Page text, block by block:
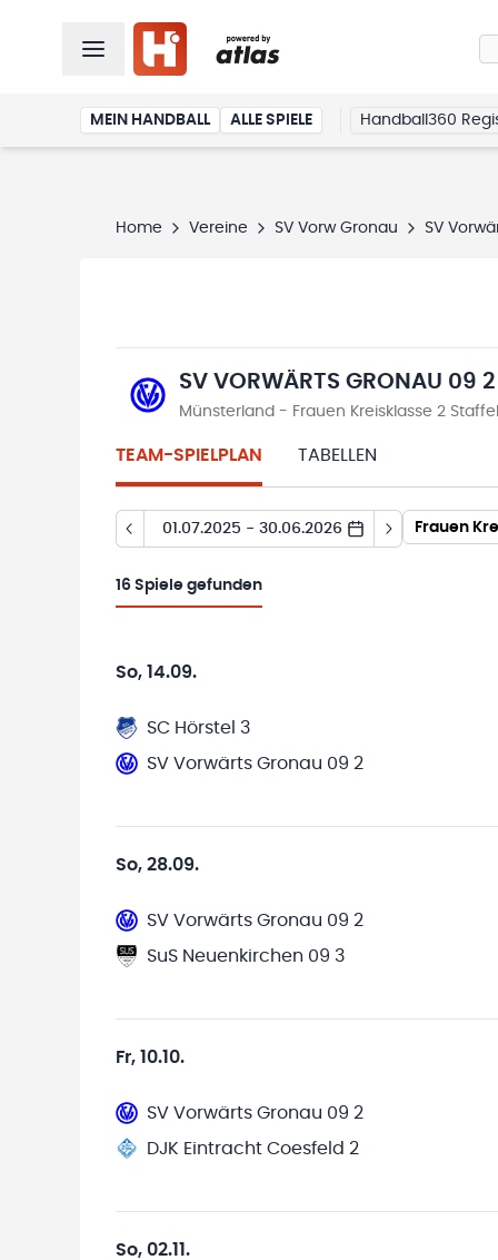
MEIN HANDBALL ALLE SPIELE Handball360
Home Vereine SV Vorw Gronau SV
SV VORWÄRTS GRONAU 09 2
Münsterland - Frauen Kreisklasse 2
TEAM-SPIELPLAN TABELLEN
01.07.2025 - 30.06.2026 Frauen
16 Spiele gefunden
So, 14.09.
SC Hörstel 3
SV Vorwärts Gronau 09 2
So, 28.09.
SV Vorwärts Gronau 09 2
SuS Neuenkirchen 09 3
Fr, 10.10.
SV Vorwärts Gronau 09 2
DJK Eintracht Coesfeld 2
So, 02.11.